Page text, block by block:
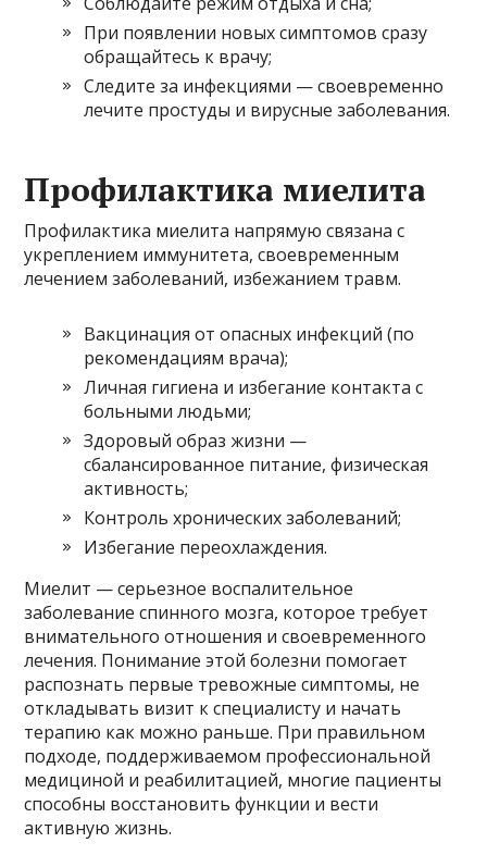
При появлении новых симптомов сразу
обращайтесь к врачу;
Следите за инфекциями — своевременно
лечите простуды и вирусные заболевания.
Профилактика миелита
Профилактика миелита напрямую связана с
укреплением иммунитета, своевременным
лечением заболеваний, избежанием травм.
Вакцинация от опасных инфекций (по
рекомендациям врача);
Личная гигиена и избегание контакта с
больными людьми;
Здоровый образ жизни —
сбалансированное питание, физическая
активность;
Контроль хронических заболеваний;
Избегание переохлаждения.
Миелит — серьезное воспалительное
заболевание спинного мозга, которое требует
внимательного отношения и своевременного
лечения. Понимание этой болезни помогает
распознать первые тревожные симптомы, не
откладывать визит к специалисту и начать
терапию как можно раньше. При правильном
подходе, поддерживаемом профессиональной
медициной и реабилитацией, многие пациенты
способны восстановить функции и вести
активную жизнь.